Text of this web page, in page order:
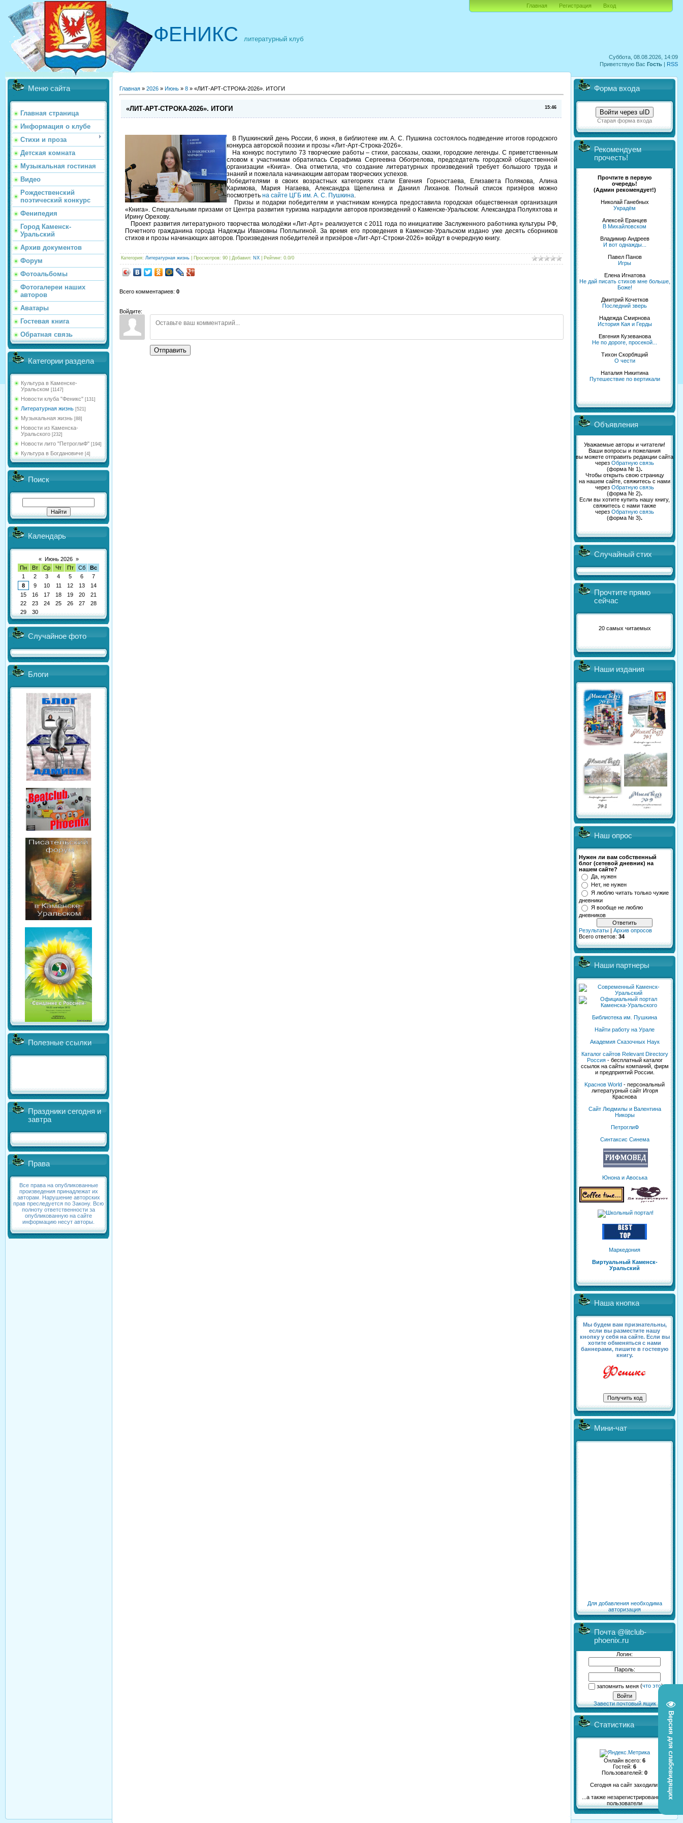
Версия для слабовидящих
Суббота, 08.08.2026, 14:09
Приветствую Вас Гость | RSS
ФЕНИКС литературный клуб
Главная Регистрация Вход
Меню сайта
Главная страница
Информация о клубе
Стихи и проза
Детская комната
Музыкальная гостиная
Видео
Рождественский
поэтический конкурс
Фенипедия
Город Каменск-
Уральский
Архив документов
Форум
Фотоальбомы
Фотогалереи наших
авторов
Аватары
Гостевая книга
Обратная связь
Категории раздела
Культура в Каменске-
Уральском [1147]
Новости клуба "Феникс" [131]
Литературная жизнь [521]
Музыкальная жизнь [88]
Новости из Каменска-
Уральского [232]
Новости лито "ПетроглиФ" [194]
Культура в Богдановиче [4]
Поиск
Календарь
« Июнь 2026 »
Пн
Вт Ср Чт Пт Сб
Вс
1
2 3 4 5 6
7
8
9 10 11 12 13
14
15
16 17 18 19 20
21
22
23 24 25 26 27
28
29
30
Случайное фото
Блоги
Полезные ссылки
Праздники сегодня и
завтра
Права
Все права на опубликованные
произведения принадлежат их
авторам. Нарушение авторских
прав преследуется по Закону. Всю
полноту ответственности за
опубликованную на сайте
информацию несут авторы.
Главная » 2026 » Июнь » 8 » «ЛИТ-АРТ-СТРОКА-2026». ИТОГИ
15:46
«ЛИТ-АРТ-СТРОКА-2026». ИТОГИ
В Пушкинский день России, 6 июня, в библиотеке им. А. С. Пушкина состоялось подведение итогов городского
конкурса авторской поэзии и прозы «Лит-Арт-Строка-2026».
На конкурс поступило 73 творческие работы – стихи, рассказы, сказки, городские легенды. С приветственным
словом к участникам обратилась Серафима Сергеевна Обогрелова, председатель городской общественной
организации «Книга». Она отметила, что создание литературных произведений требует большого труда и
знаний и пожелала начинающим авторам творческих успехов.
Победителями в своих возрастных категориях стали Евгения Горностаева, Елизавета Полякова, Алина
Каримова, Мария Нагаева, Александра Щепелина и Даниил Лиханов. Полный список призёров можно
посмотреть на сайте ЦГБ им. А. С. Пушкина.
Призы и подарки победителям и участникам конкурса предоставила городская общественная организация
«Книга». Специальными призами от Центра развития туризма наградили авторов произведений о Каменске-Уральском: Александра Полуяхтова и
Ирину Орехову.
Проект развития литературного творчества молодёжи «Лит-Арт» реализуется с 2011 года по инициативе Заслуженного работника культуры РФ,
Почетного гражданина города Надежды Ивановны Поплыгиной. За время его проведения в Каменске-Уральском издано уже десять сборников
стихов и прозы начинающих авторов. Произведения победителей и призёров «Лит-Арт-Строки-2026» войдут в очередную книгу.
Категория: Литературная жизнь Просмотров: 90 | Добавил: NX Рейтинг: 0.0/0
Всего комментариев: 0
Войдите:
Отправить
Форма входа
Войти через uID
Старая форма входа
Рекомендуем
прочесть!
Прочтите в первую
очередь!
(Админ рекомендует!)
Николай Ганебных
Украдём
Алексей Еранцев
В Михайловском
Владимир Андреев
И вот однажды...
Павел Панов
Игры
Елена Игнатова
Не дай писать стихов мне больше,
Боже!
Дмитрий Кочетков
Последний зверь
Надежда Смирнова
История Кая и Герды
Евгения Кузеванова
Не по дороге, просекой...
Тихон Скорбящий
О чести
Наталия Никитина
Путешествие по вертикали
Объявления
Уважаемые авторы и читатели!
Ваши вопросы и пожелания
вы можете отправить редакции сайта
через Обратную связь
(форма № 1).
Чтобы открыть свою страницу
на нашем сайте, свяжитесь с нами
через Обратную связь
(форма № 2).
Если вы хотите купить нашу книгу,
свяжитесь с нами также
через Обратную связь
(форма № 3).
Случайный стих
Прочтите прямо
сейчас
20 самых читаемых
Наши издания
Наш опрос
Нужен ли вам собственный
блог (сетевой дневник) на
нашем сайте?
Да, нужен
Нет, не нужен
Я люблю читать только чужие
дневники
Я вообще не люблю
дневников
Результаты
Архив опросов
Всего ответов: 34
Наши партнеры
Библиотека им. Пушкина
Найти работу на Урале
Академия Сказочных Наук
Каталог сайтов Relevant Directory
Россия- бесплатный каталог
ссылок на сайты компаний, фирм
и предприятий России.
Kраснов World - персональный
литературный сайт Игоря
Краснова
Сайт Людмилы и Валентина
Никоры
ПетроглиФ
Синтаксис Синема
Юнона и Авоська
Маркедония
Виртуальный Каменск-
Уральский
Наша кнопка
Мы будем вам признательны,
если вы разместите нашу
кнопку у себя на сайте. Если вы
хотите обменяться с нами
баннерами, пишите в гостевую
книгу.
Мини-чат
Для добавления необходима
авторизация
Почта @litclub-
phoenix.ru
Логин:
Пароль:
запомнить меня(что это)
Завести почтовый ящик
Статистика
Онлайн всего: 6
Гостей: 6
Пользователей: 0
Сегодня на сайт заходили:
...а также незарегистрированные
пользователи